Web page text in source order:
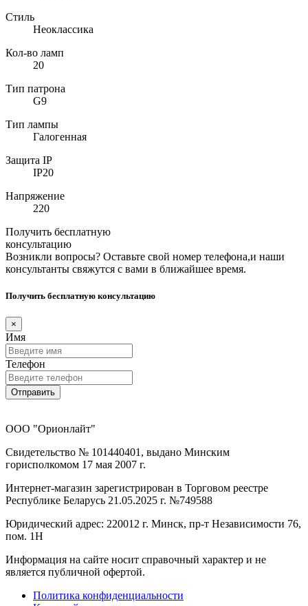
Стиль
Неоклассика
Кол-во ламп
20
Тип патрона
G9
Тип лампы
Галогенная
Защита IP
IP20
Напряжение
220
Получить бесплатную
консультацию
Возникли вопросы? Оставьте свой номер телефона,и наши
консультанты свяжутся с вами в ближайшее время.
Получить бесплатную консультацию
×
Имя
Телефон
Отправить
ООО "Орионлайт"
Свидетельство № 101440401, выдано Минским
горисполкомом 17 мая 2007 г.
Интернет-магазин зарегистрирован в Торговом реестре
Республике Беларусь 21.05.2025 г. №749588
Юридический адрес: 220012 г. Минск, пр-т Независимости 76,
пом. 1Н
Информация на сайте носит справочный характер и не
является публичной офертой.
Политика конфиденциальности